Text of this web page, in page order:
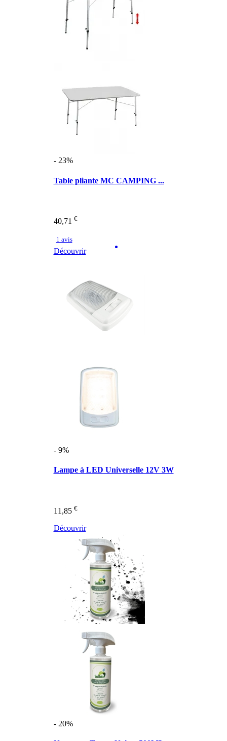
- 23%
Table pliante MC CAMPING ...
40,71 €
1 avis
Découvrir
- 9%
Lampe à LED Universelle 12V 3W
11,85 €
Découvrir
- 20%